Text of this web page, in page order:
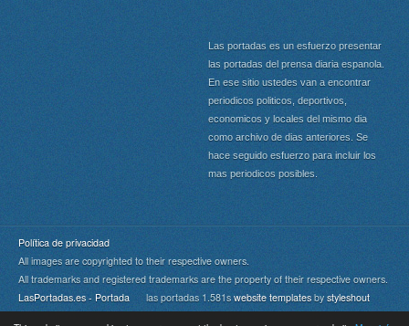
Las portadas es un esfuerzo presentar
las portadas del prensa diaria espanola.
En ese sitio ustedes van a encontrar
periodicos politicos, deportivos,
economicos y locales del mismo dia
como archivo de dias anteriores. Se
hace seguido esfuerzo para incluir los
mas periodicos posibles.
Política de privacidad
All images are copyrighted to their respective owners.
All trademarks and registered trademarks are the property of their respective owners.
LasPortadas.es - Portada las portadas 1.581s website templates by styleshout